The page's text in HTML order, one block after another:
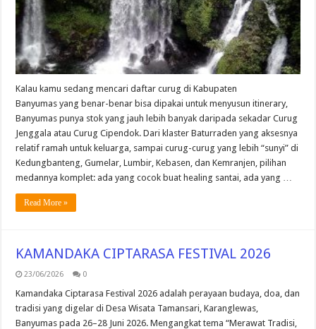
Kalau kamu sedang mencari daftar curug di Kabupaten
Banyumas yang benar-benar bisa dipakai untuk menyusun itinerary,
Banyumas punya stok yang jauh lebih banyak daripada sekadar Curug
Jenggala atau Curug Cipendok. Dari klaster Baturraden yang aksesnya
relatif ramah untuk keluarga, sampai curug-curug yang lebih “sunyi” di
Kedungbanteng, Gumelar, Lumbir, Kebasen, dan Kemranjen, pilihan
medannya komplet: ada yang cocok buat healing santai, ada yang …
Read More »
KAMANDAKA CIPTARASA FESTIVAL 2026
23/06/2026 0
Kamandaka Ciptarasa Festival 2026 adalah perayaan budaya, doa, dan
tradisi yang digelar di Desa Wisata Tamansari, Karanglewas,
Banyumas pada 26–28 Juni 2026. Mengangkat tema “Merawat Tradisi,